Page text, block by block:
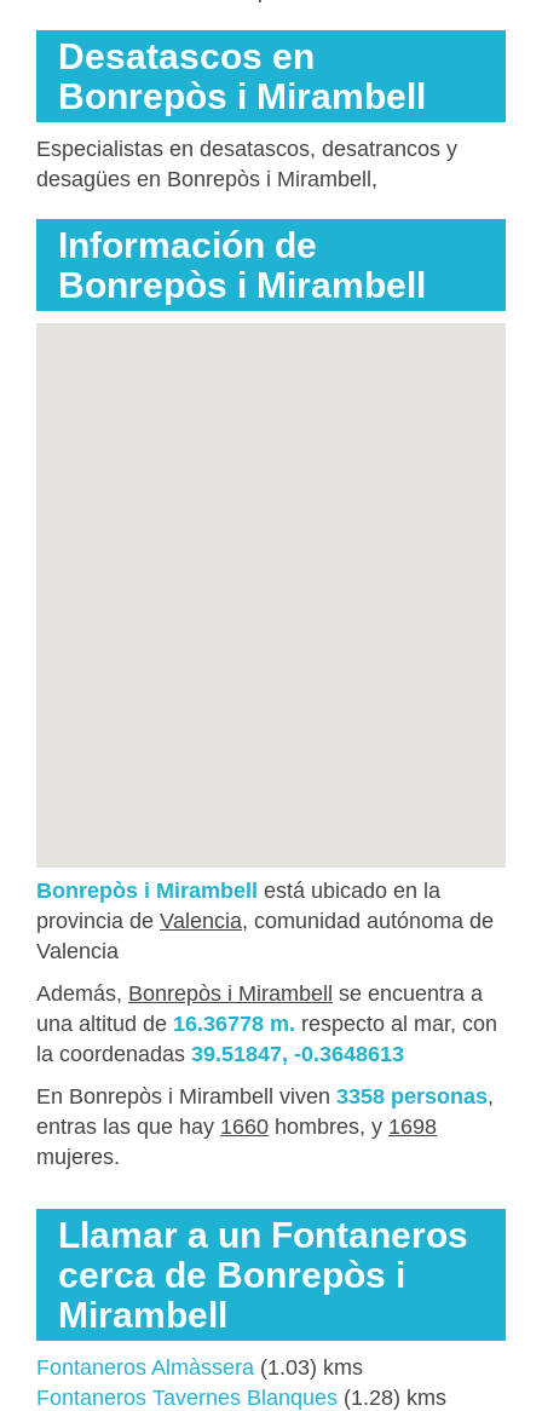
Desatascos en
Bonrepòs i Mirambell
Especialistas en desatascos, desatrancos y
desagües en Bonrepòs i Mirambell,
Información de
Bonrepòs i Mirambell
Bonrepòs i Mirambell está ubicado en la
provincia de Valencia, comunidad autónoma de
Valencia
Además, Bonrepòs i Mirambell se encuentra a
una altitud de 16.36778 m. respecto al mar, con
la coordenadas 39.51847, -0.3648613
En Bonrepòs i Mirambell viven 3358 personas,
entras las que hay 1660 hombres, y 1698
mujeres.
Llamar a un Fontaneros
cerca de Bonrepòs i
Mirambell
Fontaneros Almàssera (1.03) kms
Fontaneros Tavernes Blanques (1.28) kms